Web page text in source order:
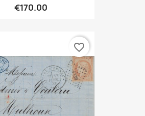
€170.00
favorite_border